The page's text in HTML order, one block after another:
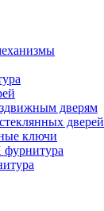
дверям
дверей
ключи